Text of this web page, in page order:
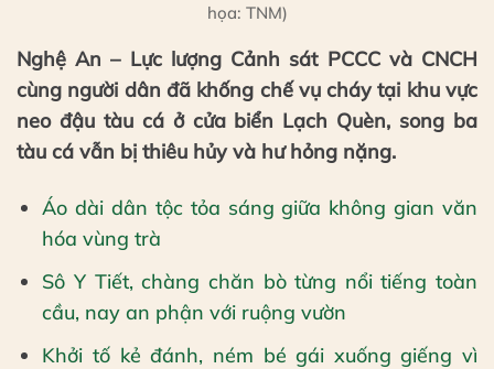
họa: TNM)
Nghệ An – Lực lượng Cảnh sát PCCC và CNCH
cùng người dân đã khống chế vụ cháy tại khu vực
neo đậu tàu cá ở cửa biển Lạch Quèn, song ba
tàu cá vẫn bị thiêu hủy và hư hỏng nặng.
Áo dài dân tộc tỏa sáng giữa không gian văn
hóa vùng trà
Sô Y Tiết, chàng chăn bò từng nổi tiếng toàn
cầu, nay an phận với ruộng vườn
Khởi tố kẻ đánh, ném bé gái xuống giếng vì